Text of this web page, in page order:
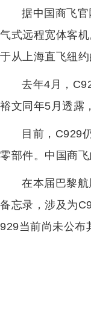
据中国商飞
气式远程宽体客
于从上海直飞纽
去年4月，
裕文同年5月透露
目前，C929
零部件。中国商
在本届巴黎
备忘录，涉及为
929当前尚未公布